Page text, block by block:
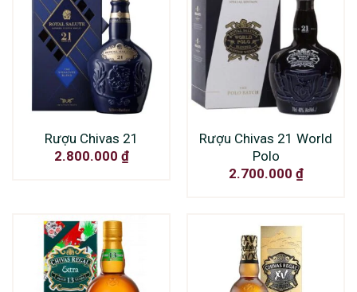
Rượu Chivas 21
2.800.000 ₫
Rượu Chivas 21 World
Polo
2.700.000 ₫